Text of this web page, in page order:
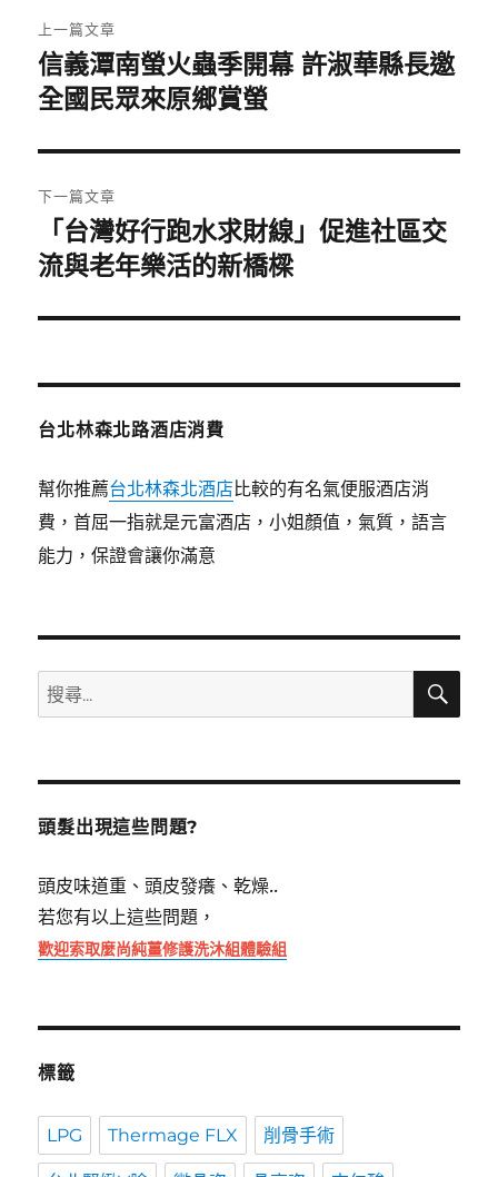
章
導
覽
上一篇文章
上
一
文
章:
信義潭南螢火蟲季開幕 許淑華縣長邀
全國民眾來原鄉賞螢
下一篇文章
下
一
文
「台灣好行跑水求財線」促進社區交
流與老年樂活的新橋樑
台北林森北路酒店消費
幫你推薦台北林森北酒店比較的有名氣便服酒店消
費，首屈一指就是元富酒店，小姐顏值，氣質，語言
能力，保證會讓你滿意
搜
尋
鍵
搜
頭髮出現這些問題?
頭皮味道重、頭皮發癢、乾燥..
若您有以上這些問題，
歡迎索取麼尚純薑修護洗沐組體驗組
標籤
LPG Thermage FLX 削骨手術